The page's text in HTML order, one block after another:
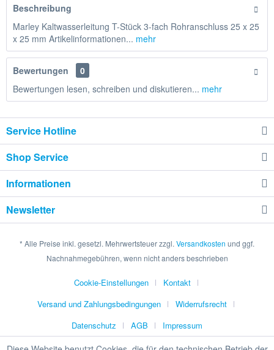
Beschreibung
Marley Kaltwasserleitung T-Stück 3-fach Rohranschluss 25 x 25
x 25 mm Artikelinformationen... mehr
Bewertungen
0
Bewertungen lesen, schreiben und diskutieren... mehr
Service Hotline
Shop Service
Informationen
Newsletter
* Alle Preise inkl. gesetzl. Mehrwertsteuer zzgl. Versandkosten und ggf.
Nachnahmegebühren, wenn nicht anders beschrieben
Cookie-Einstellungen
Kontakt
Versand und Zahlungsbedingungen
Widerrufsrecht
Datenschutz
AGB Impressum